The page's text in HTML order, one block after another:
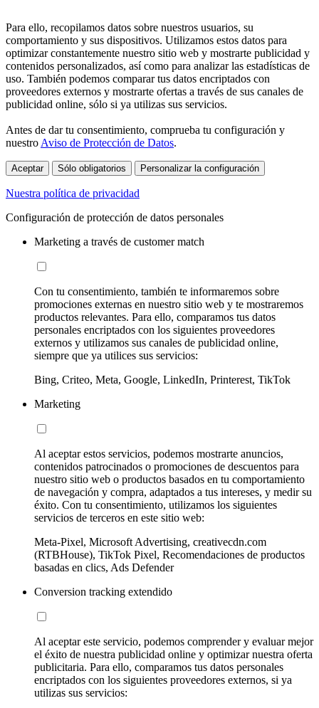
Para ello, recopilamos datos sobre nuestros usuarios, su
comportamiento y sus dispositivos. Utilizamos estos datos para
optimizar constantemente nuestro sitio web y mostrarte publicidad y
contenidos personalizados, así como para analizar las estadísticas de
uso. También podemos comparar tus datos encriptados con
proveedores externos y mostrarte ofertas a través de sus canales de
publicidad online, sólo si ya utilizas sus servicios.
Antes de dar tu consentimiento, comprueba tu configuración y
nuestro Aviso de Protección de Datos.
Aceptar Sólo obligatorios Personalizar la configuración
Nuestra política de privacidad
Configuración de protección de datos personales
Marketing a través de customer match
Con tu consentimiento, también te informaremos sobre
promociones externas en nuestro sitio web y te mostraremos
productos relevantes. Para ello, comparamos tus datos
personales encriptados con los siguientes proveedores
externos y utilizamos sus canales de publicidad online,
siempre que ya utilices sus servicios:
Bing, Criteo, Meta, Google, LinkedIn, Printerest, TikTok
Marketing
Al aceptar estos servicios, podemos mostrarte anuncios,
contenidos patrocinados o promociones de descuentos para
nuestro sitio web o productos basados en tu comportamiento
de navegación y compra, adaptados a tus intereses, y medir su
éxito. Con tu consentimiento, utilizamos los siguientes
servicios de terceros en este sitio web:
Meta-Pixel, Microsoft Advertising, creativecdn.com
(RTBHouse), TikTok Pixel, Recomendaciones de productos
basadas en clics, Ads Defender
Conversion tracking extendido
Al aceptar este servicio, podemos comprender y evaluar mejor
el éxito de nuestra publicidad online y optimizar nuestra oferta
publicitaria. Para ello, comparamos tus datos personales
encriptados con los siguientes proveedores externos, si ya
utilizas sus servicios: